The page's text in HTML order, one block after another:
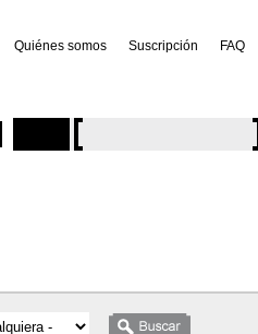
Quiénes somos Suscripción FAQ